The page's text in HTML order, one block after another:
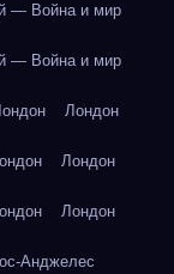
— Война и мир
— Война и мир
Лондон
Лондон
Лондон
Анджелес